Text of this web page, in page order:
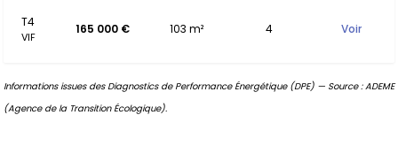
T4
VIF
165 000 € 103 m² 4 Voir
Informations issues des Diagnostics de Performance Énergétique (DPE) — Source : ADEME
(Agence de la Transition Écologique).